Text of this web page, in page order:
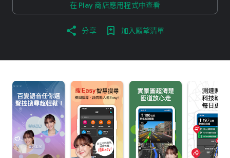
在 Play 商店應用程式中查看
分享 加入願望清單